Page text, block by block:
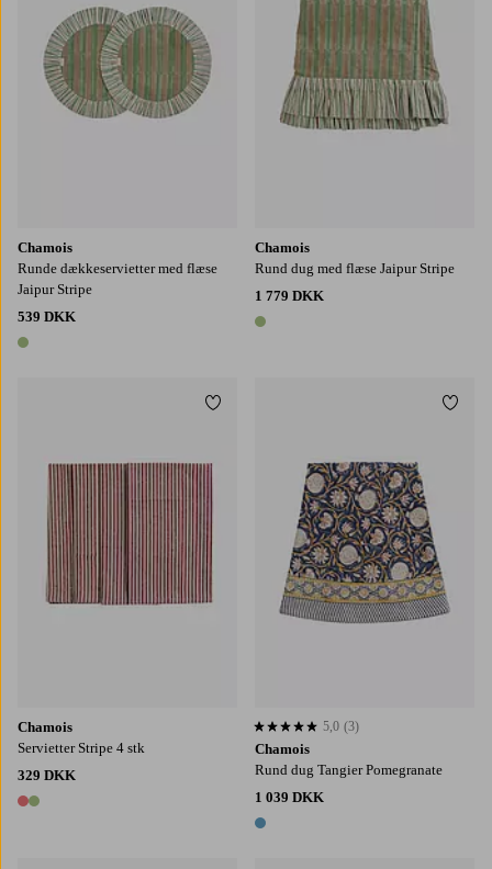
Chamois
Runde dækkeservietter med flæse
Jaipur Stripe
539 DKK
1 farve
Chamois
Rund dug med flæse Jaipur Stripe
1 779 DKK
1 farve
Chamois
Servietter Stripe 4 stk
329 DKK
2 farver
Tilføj til favoritter
Chamois
Rund dug Tangier Pomegranate
1 039 DKK
1 farve
5,0 baseret på 3 bedømmelser
5,0 (3)